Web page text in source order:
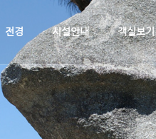
전경 시설안내 객실보기